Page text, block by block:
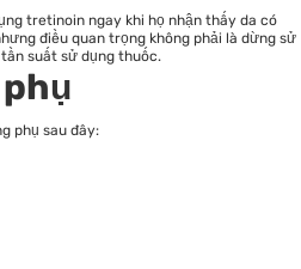
tretinoin ngay khi họ nhận thấy da có
điều quan trọng không phải là dừng sử
suất sử dụng thuốc.
phụ sau đây: